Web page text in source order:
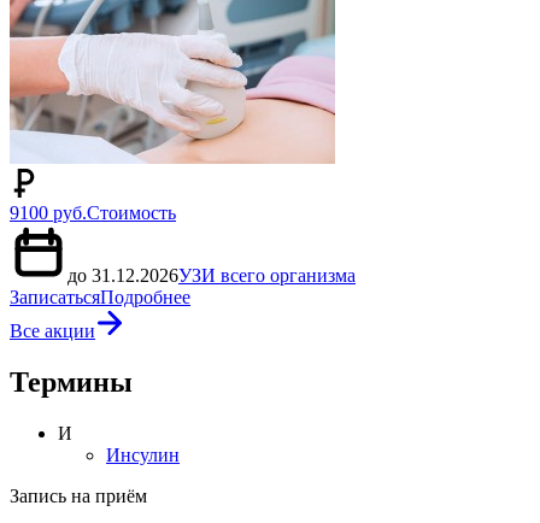
9100 руб.Стоимость
до 31.12.2026УЗИ всего организма
ЗаписатьсяПодробнее
Все акции
Термины
И
Инсулин
Запись на приём